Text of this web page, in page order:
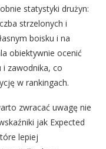
statystyki drużyn:
strzelonych i
boisku i na
obiektywnie ocenić
i zawodnika, co
w rankingach.
zwracać uwagę nie
jak Expected
lepiej